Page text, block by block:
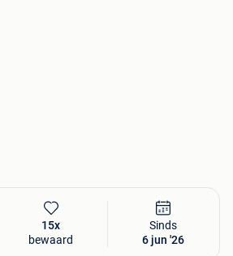
15x
bewaard
Sinds
6 jun '26